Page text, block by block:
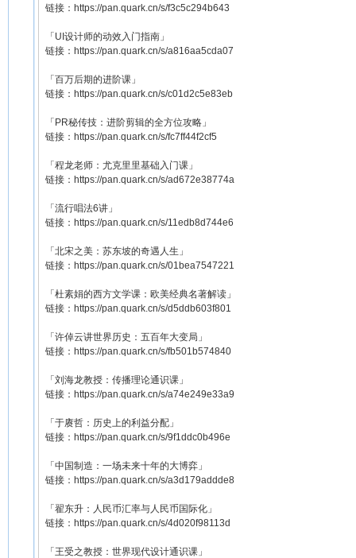
链接：https://pan.quark.cn/s/f3c5c294b643
「UI设计师的动效入门指南」
链接：https://pan.quark.cn/s/a816aa5cda07
「百万后期的进阶课」
链接：https://pan.quark.cn/s/c01d2c5e83eb
「PR秘传技：进阶剪辑的全方位攻略」
链接：https://pan.quark.cn/s/fc7ff44f2cf5
「程龙老师：尤克里里基础入门课」
链接：https://pan.quark.cn/s/ad672e38774a
「流行唱法6讲」
链接：https://pan.quark.cn/s/11edb8d744e6
「北宋之美：苏东坡的奇遇人生」
链接：https://pan.quark.cn/s/01bea7547221
「杜素娟的西方文学课：欧美经典名著解读」
链接：https://pan.quark.cn/s/d5ddb603f801
「许倬云讲世界历史：五百年大变局」
链接：https://pan.quark.cn/s/fb501b574840
「刘海龙教授：传播理论通识课」
链接：https://pan.quark.cn/s/a74e249e33a9
「于赓哲：历史上的利益分配」
链接：https://pan.quark.cn/s/9f1ddc0b496e
「中国制造：一场未来十年的大博弈」
链接：https://pan.quark.cn/s/a3d179addde8
「翟东升：人民币汇率与人民币国际化」
链接：https://pan.quark.cn/s/4d020f98113d
「王受之教授：世界现代设计通识课」